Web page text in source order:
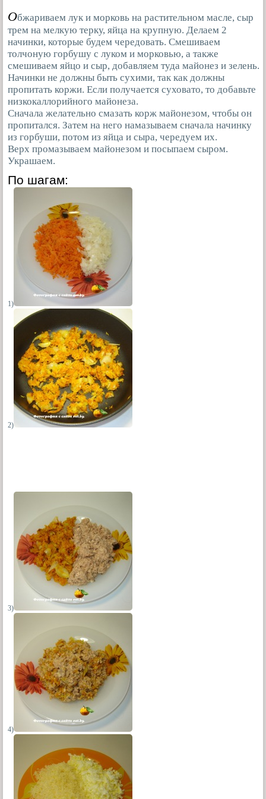
Обжариваем лук и морковь на растительном масле, сыр
трем на мелкую терку, яйца на крупную. Делаем 2
начинки, которые будем чередовать. Cмешиваем
толчоную горбушу с луком и морковью, а также
смешиваем яйцо и сыр, добавляем туда майонез и зелень.
Начинки не должны быть сухими, так как должны
пропитать коржи. Если получается суховато, то добавьте
низкокаллорийного майонеза.
Сначала желательно смазать корж майонезом, чтобы он
пропитался. Затем на него намазываем сначала начинку
из горбуши, потом из яйца и сыра, чередуем их.
Верх промазываем майонезом и посыпаем сыром.
Украшаем.
По шагам:
1)
2)
3)
4)